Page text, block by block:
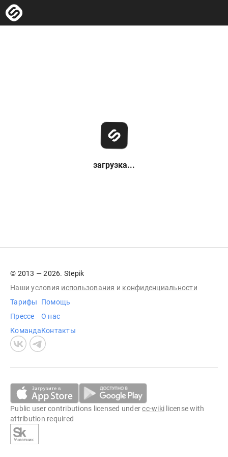
загрузка...
© 2013 — 2026. Stepik
Наши условия использования и конфиденциальности
Тарифы
Прессе
Команда
Помощь
О нас
Контакты
Public user contributions licensed undercc-wiki license with
attribution required